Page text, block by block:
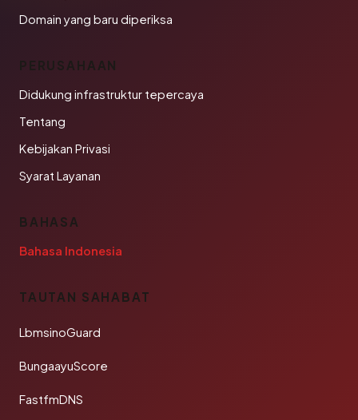
Domain yang baru diperiksa
PERUSAHAAN
Didukung infrastruktur tepercaya
Tentang
Kebijakan Privasi
Syarat Layanan
BAHASA
Bahasa Indonesia
TAUTAN SAHABAT
LbmsinoGuard
BungaayuScore
FastfmDNS